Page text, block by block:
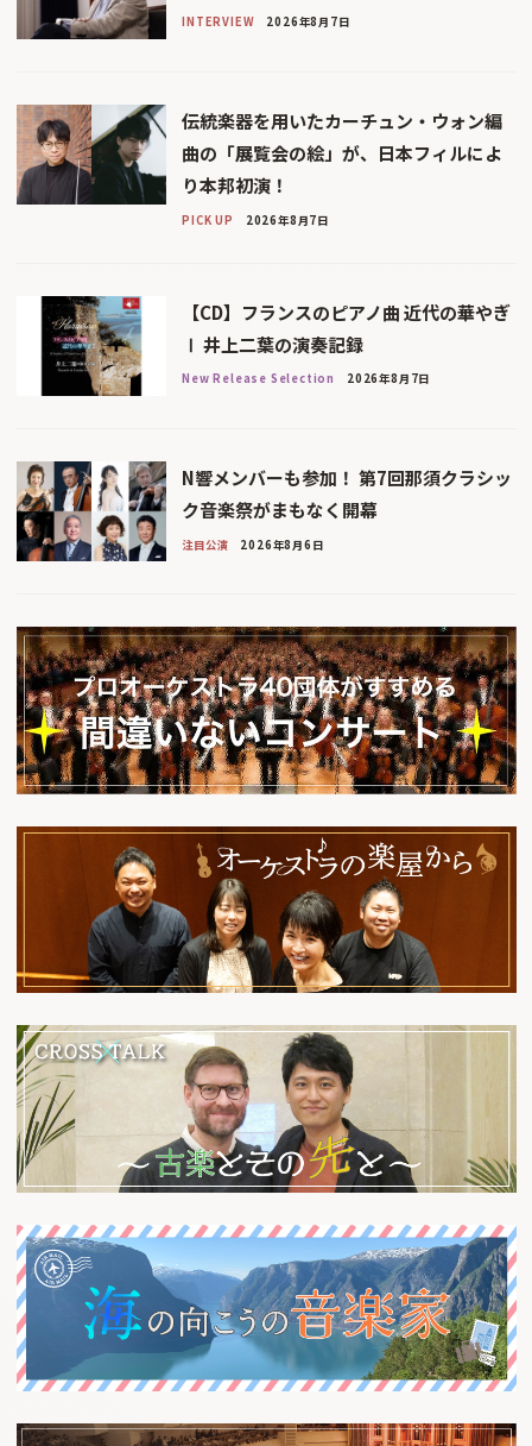
INTERVIEW 2026年8月7日
伝統楽器を用いたカーチュン・ウォン編
曲の「展覧会の絵」が、日本フィルによ
り本邦初演！
PICK UP 2026年8月7日
【CD】フランスのピアノ曲 近代の華やぎ
Ⅰ 井上二葉の演奏記録
New Release Selection 2026年8月7日
N響メンバーも参加！ 第7回那須クラシッ
ク音楽祭がまもなく開幕
注目公演 2026年8月6日